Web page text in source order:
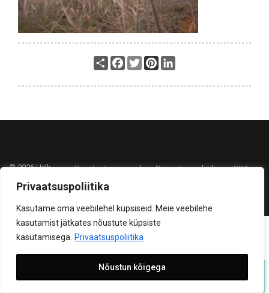
Privaatsuspoliitika
Kasutame oma veebilehel küpsiseid. Meie veebilehe
kasutamist jätkates nõustute küpsiste
kasutamisega.
Privaatsuspoliitika
Nõustun kõigega
ShareFacebook
TwitterPinterest
Kasutustingimused Privaatsuspoliitika KKK
© 2026 Helk
SAADA PÄRING